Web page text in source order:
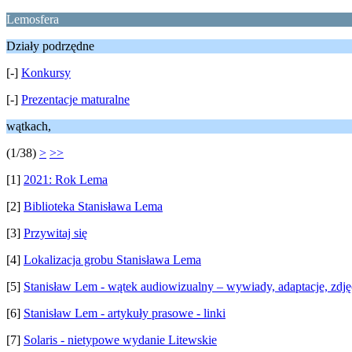
Lemosfera
Działy podrzędne
[-] Konkursy
[-] Prezentacje maturalne
wątkach,
(1/38) > >>
[1] 2021: Rok Lema
[2] Biblioteka Stanisława Lema
[3] Przywitaj się
[4] Lokalizacja grobu Stanisława Lema
[5] Stanisław Lem - wątek audiowizualny – wywiady, adaptacje,
[6] Stanisław Lem - artykuły prasowe - linki
[7] Solaris - nietypowe wydanie Litewskie